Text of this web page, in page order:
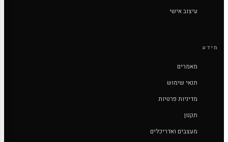
עיצוב אישי
מידע
מאמרים
תנאי שימוש
מדיניות פרטיות
תקנון
מעצבים ואדריכלים